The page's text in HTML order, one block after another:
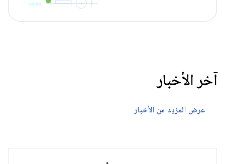
آخر الأخبار
عرض المزيد من الأخبار